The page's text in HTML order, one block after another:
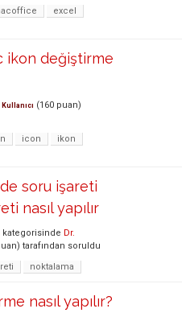
excel
ikon değiştirme
(160 puan)
icon
ikon
soru işareti
nasıl yapılır
kategorisinde Dr.
tarafından soruldu
noktalama
nasıl yapılır?